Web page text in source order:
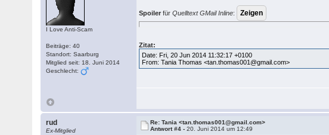
I Love Anti-Scam
Beiträge: 40
Standort: Saarburg
Mitglied seit: 18. Juni 2014
Geschlecht:
Spoiler fürQuelltext GMail Inline:
Zitat:
Date: Fri, 20 Jun 2014 11:32:17 +0100
From: Tania Thomas <tan.thomas001@gmail.com>
rud
Ex-Mitglied
Re: Tania <tan.thomas001@gmail.com>
Antwort #4 -20. Juni 2014 um 12:49